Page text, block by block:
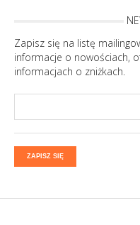
Zapisz się na listę
informacje o nowościach,
informacjach o zniżkach.
ZAPISZ SIĘ